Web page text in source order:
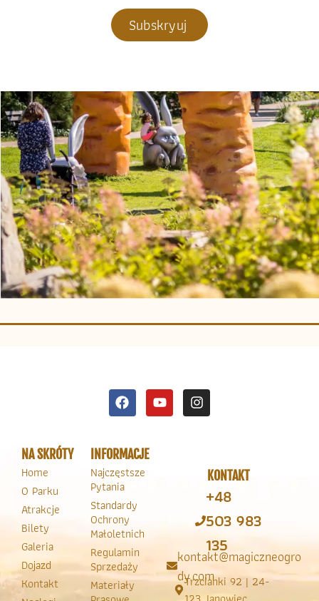
Subskryuj
NA SKRÓTY
Home
O Parku
Atrakcje
Bilety
Galeria
Dojazd
Kontakt
INFORMACJE
Najczęstsze
Pytania
Standardy
Ochrony
Małoletnich
Regulamin
Sprzedaży
Materiały
KONTAKT
+48
503 983
135
kontakt@magiczneogro
dy.com
Trzcianki 92 | 24-